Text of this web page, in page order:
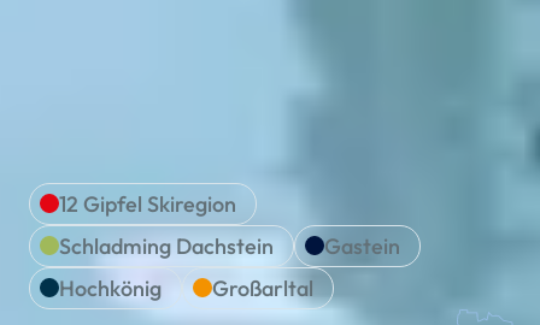
12 Gipfel Skiregion
Schladming Dachstein
Gastein
Hochkönig
Großarltal